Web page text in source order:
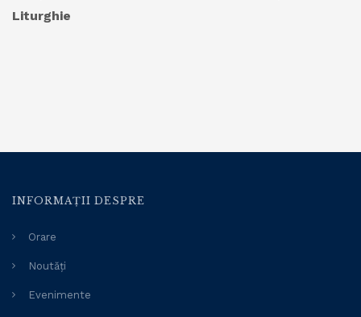
Liturghie
INFORMAȚII DESPRE
Orare
Noutăți
Evenimente